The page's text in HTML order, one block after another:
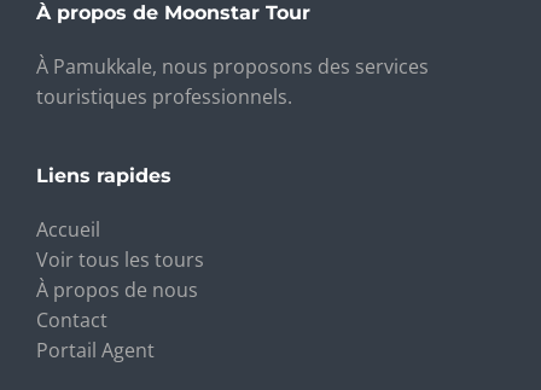
À propos de Moonstar Tour
À Pamukkale, nous proposons des services
touristiques professionnels.
Liens rapides
Accueil
Voir tous les tours
À propos de nous
Contact
Portail Agent